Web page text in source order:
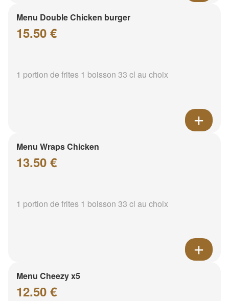
Menu Double Chicken burger
15.50 €
1 portion de frites 1 boisson 33 cl au choix
Menu Wraps Chicken
13.50 €
1 portion de frites 1 boisson 33 cl au choix
Menu Cheezy x5
12.50 €